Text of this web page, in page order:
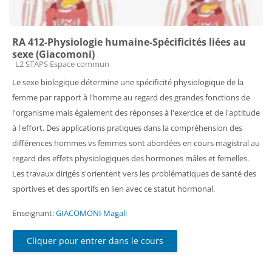
RA 412-Physiologie humaine-Spécificités liées au
sexe (Giacomoni)
Catégorie de cours
L2 STAPS Espace commun
Le sexe biologique détermine une spécificité physiologique de la
femme par rapport à l'homme au regard des grandes fonctions de
l'organisme mais également des réponses à l'exercice et de l'aptitude
à l'effort. Des applications pratiques dans la compréhension des
différences hommes vs femmes sont abordées en cours magistral au
regard des effets physiologiques des hormones mâles et femelles.
Les travaux dirigés s'orientent vers les problématiques de santé des
sportives et des sportifs en lien avec ce statut hormonal.
Enseignant:GIACOMONI Magali
Cliquer pour entrer dans le cours